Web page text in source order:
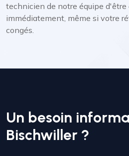
technicien de notre équipe d'être
immédiatement, même si votre
congés.
Un besoin
Bischwiller ?